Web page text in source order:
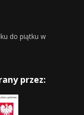
do piątku w
przez: